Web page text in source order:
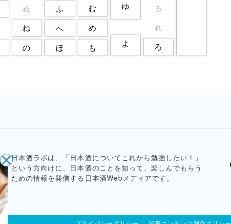
ぬ
ね
の
ふ
へ
ほ
む
め
も
ゆ
よ
る
れ
ろ
日本酒ラボは、「日本酒についてこれから勉強したい！」
という方向けに、日本酒のことを知って、楽しんでもらう
ための情報を発信する日本酒Webメディアです。